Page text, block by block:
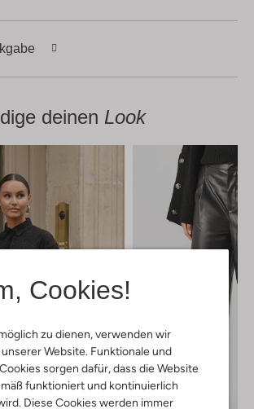
Cookies!
zu dienen, verwenden wir
Website. Funktionale und
sorgen dafür, dass die Website
funktioniert und kontinuierlich
Diese Cookies werden immer
deinen Look